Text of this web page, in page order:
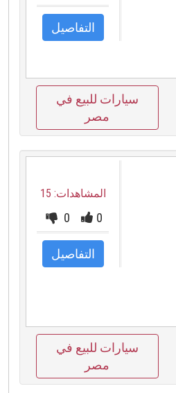
التفاصيل
سيارات للبيع في
مصر
المشاهدات: 15
0
0
التفاصيل
سيارات للبيع في
مصر